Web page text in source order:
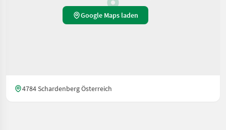
Google Maps laden
4784 Schardenberg Österreich